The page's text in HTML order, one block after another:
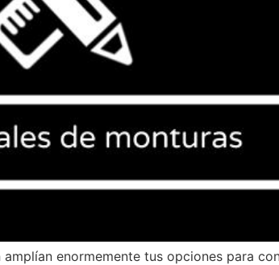
enormemente tus opciones para